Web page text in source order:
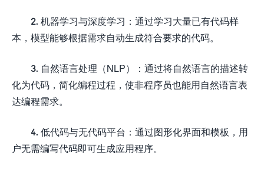
2. 机器学习与深度学习：通过学习大量已有代码样
本，模型能够根据需求自动生成符合要求的代码。
3. 自然语言处理（NLP）：通过将自然语言的描述转
化为代码，简化编程过程，使非程序员也能用自然语言表
达编程需求。
4. 低代码与无代码平台：通过图形化界面和模板，用
户无需编写代码即可生成应用程序。